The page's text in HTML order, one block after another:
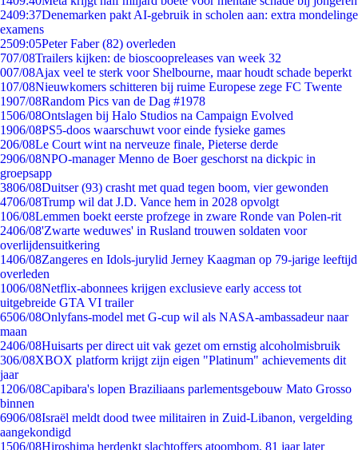
2409:37Denemarken pakt AI-gebruik in scholen aan: extra mondelinge
examens
2509:05Peter Faber (82) overleden
707/08Trailers kijken: de bioscoopreleases van week 32
007/08Ajax veel te sterk voor Shelbourne, maar houdt schade beperkt
107/08Nieuwkomers schitteren bij ruime Europese zege FC Twente
1907/08Random Pics van de Dag #1978
1506/08Ontslagen bij Halo Studios na Campaign Evolved
1906/08PS5-doos waarschuwt voor einde fysieke games
206/08Le Court wint na nerveuze finale, Pieterse derde
2906/08NPO-manager Menno de Boer geschorst na dickpic in
groepsapp
3806/08Duitser (93) crasht met quad tegen boom, vier gewonden
4706/08Trump wil dat J.D. Vance hem in 2028 opvolgt
106/08Lemmen boekt eerste profzege in zware Ronde van Polen-rit
2406/08'Zwarte weduwes' in Rusland trouwen soldaten voor
overlijdensuitkering
1406/08Zangeres en Idols-jurylid Jerney Kaagman op 79-jarige leeftijd
overleden
1006/08Netflix-abonnees krijgen exclusieve early access tot
uitgebreide GTA VI trailer
6506/08Onlyfans-model met G-cup wil als NASA-ambassadeur naar
maan
2406/08Huisarts per direct uit vak gezet om ernstig alcoholmisbruik
306/08XBOX platform krijgt zijn eigen "Platinum" achievements dit
jaar
1206/08Capibara's lopen Braziliaans parlementsgebouw Mato Grosso
binnen
6906/08Israël meldt dood twee militairen in Zuid-Libanon, vergelding
aangekondigd
1506/08Hiroshima herdenkt slachtoffers atoombom, 81 jaar later